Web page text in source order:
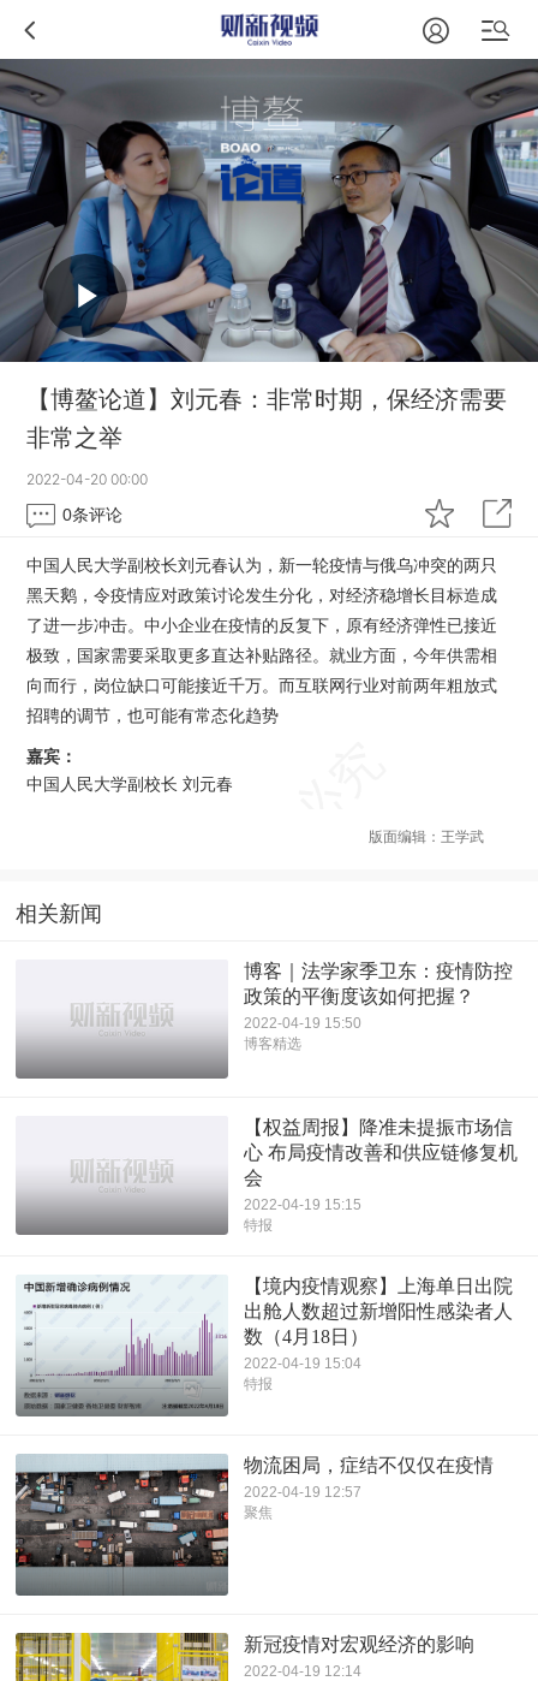
【博鳌论道】刘元春：非常时期，保经济需要
非常之举
2022-04-20 00:00
0条评论
中国人民大学副校长刘元春认为，新一轮疫情与俄乌冲突的两只
黑天鹅，令疫情应对政策讨论发生分化，对经济稳增长目标造成
了进一步冲击。中小企业在疫情的反复下，原有经济弹性已接近
极致，国家需要采取更多直达补贴路径。就业方面，今年供需相
向而行，岗位缺口可能接近千万。而互联网行业对前两年粗放式
招聘的调节，也可能有常态化趋势
嘉宾：
中国人民大学副校长 刘元春
版面编辑：王学武
相关新闻
​博客｜法学家季卫东：疫情防控
政策的平衡度该如何把握？
2022-04-19 15:50
博客精选
【权益周报】降准未提振市场信
心 布局疫情改善和供应链修复机
会
2022-04-19 15:15
特报
【境内疫情观察】上海单日出院
出舱人数超过新增阳性感染者人
数（4月18日）
2022-04-19 15:04
特报
物流困局，症结不仅仅在疫情
2022-04-19 12:57
聚焦
新冠疫情对宏观经济的影响
2022-04-19 12:14